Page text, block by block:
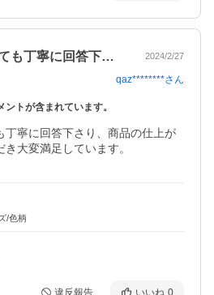
名入れの質問に対しても丁寧に回答下さり… 2024/2/27
qaz********さん
トが含まれています。
丁寧に回答下さり、商品の仕上が
大変満足しています。
/色柄
違反報告 いいね 0